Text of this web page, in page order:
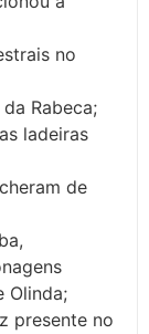
no
Rabeca;
ladeiras
de
Olinda;
presente no